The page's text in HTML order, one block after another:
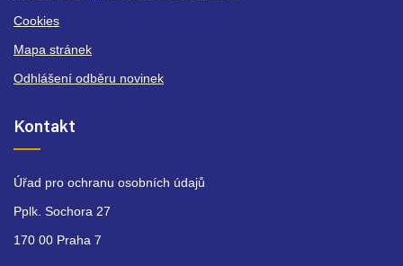
Cookies
Mapa stránek
Odhlášení odběru novinek
Kontakt
Úřad pro ochranu osobních údajů
Pplk. Sochora 27
170 00 Praha 7